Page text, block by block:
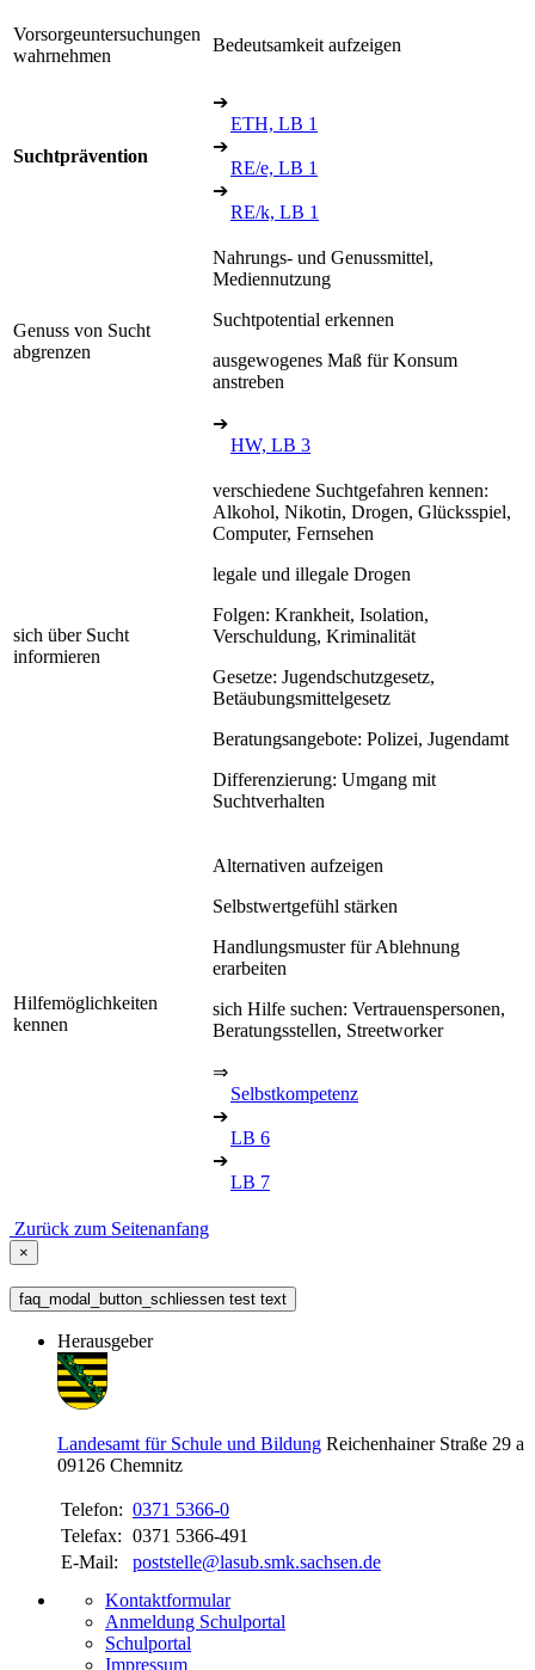
Vorsorgeuntersuchungen
wahrnehmen
Bedeutsamkeit aufzeigen
Suchtprävention
➔
ETH, LB 1
➔
RE/e, LB 1
➔
RE/k, LB 1
Genuss von Sucht
abgrenzen
Nahrungs- und Genussmittel,
Mediennutzung
Suchtpotential erkennen
ausgewogenes Maß für Konsum
anstreben
➔
HW, LB 3
sich über Sucht
informieren
verschiedene Suchtgefahren kennen:
Alkohol, Nikotin, Drogen, Glücksspiel,
Computer, Fernsehen
legale und illegale Drogen
Folgen: Krankheit, Isolation,
Verschuldung, Kriminalität
Gesetze: Jugendschutzgesetz,
Betäubungsmittelgesetz
Beratungsangebote: Polizei, Jugendamt
Differenzierung: Umgang mit
Suchtverhalten
Hilfemöglichkeiten
kennen
Alternativen aufzeigen
Selbstwertgefühl stärken
Handlungsmuster für Ablehnung
erarbeiten
sich Hilfe suchen: Vertrauenspersonen,
Beratungsstellen, Streetworker
⇒
Selbstkompetenz
➔
LB 6
➔
LB 7
Zurück zum Seitenanfang
×
faq_modal_button_schliessen test text
Herausgeber
Landesamt für Schule und Bildung Reichenhainer Straße 29 a
09126 Chemnitz
Telefon: 0371 5366-0
Telefax: 0371 5366-491
E-Mail:
poststelle@lasub.smk.sachsen.de
Kontaktformular
Anmeldung Schulportal
Schulportal
Impressum